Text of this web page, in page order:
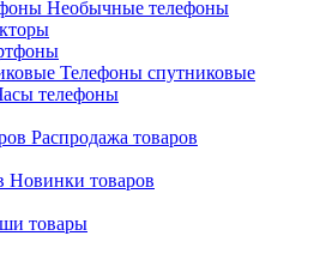
Необычные телефоны
Телефоны спутниковые
телефоны
Распродажа товаров
Новинки товаров
товары